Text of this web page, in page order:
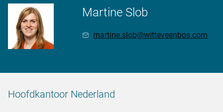
Martine Slob
martine.slob@witteveenbos.com
Hoofdkantoor Nederland